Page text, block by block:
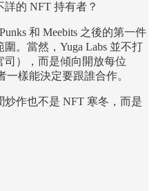
的 NFT 持有者？
和 Meebits 之後的第一件
。當然，Yuga Labs 並不打
），而是傾向開放每位
樣能決定要跟誰合作。
作也不是 NFT 寒冬，而是